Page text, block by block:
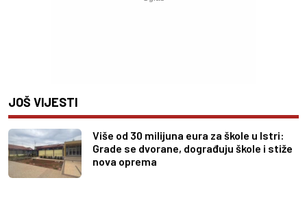
JOŠ VIJESTI
Više od 30 milijuna eura za škole u Istri:
Grade se dvorane, dograđuju škole i stiže
nova oprema